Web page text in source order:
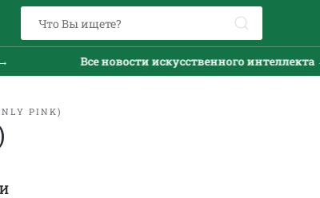
Все новости искусственного интеллекта →
PINK)